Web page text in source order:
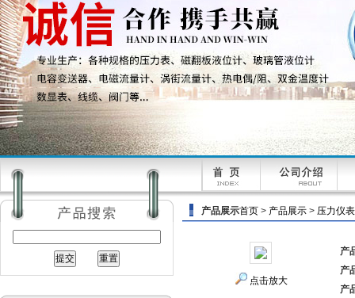
产品展示首页 > 产品展示 > 压力仪表
点击放大
产
产
产